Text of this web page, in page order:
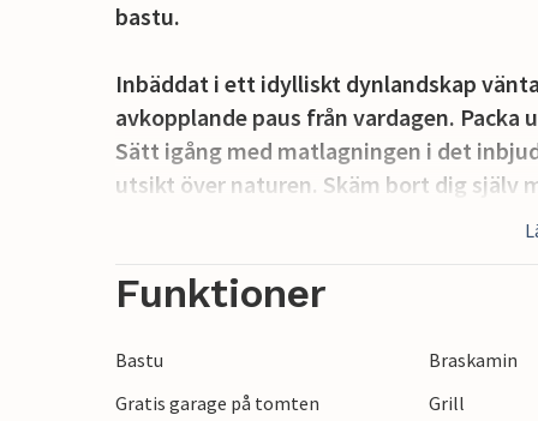
bastu.
Inbäddat i ett idylliskt dynlandskap
avkopplande paus från vardagen. Packa
Sätt igång med matlagningen i det
utsikt över naturen. Skäm bort dig själv
den bekväma soffan efter långa
Utomhusområdet lockar med sitt
lyssna på vågornas brus över en kopp te.
Funktioner
Bastu Braskamin
Gratis garage på tomten
Grill